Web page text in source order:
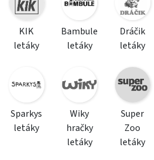
KIK
letáky
Bambule
letáky
Dráčik
letáky
Sparkys
letáky
Wiky
hračky
letáky
Super
Zoo
letáky